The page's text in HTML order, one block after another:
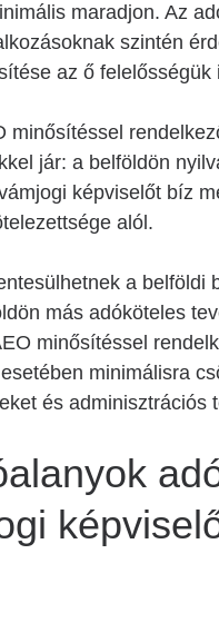
maradjon. Az
szintén
az ő felelősségük
minősítéssel
jár: a belföldön
képviselőt bíz
alól.
a belföldi
más adóköteles
minősítéssel
minimálisra
és adminisztrációs